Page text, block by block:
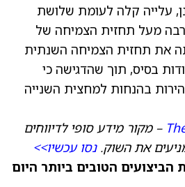
הענן, עלייה קלה לעומת שלושת
מעל תחזית הצמיחה של
את תחזית הצמיחה השנתית
הענן ב-180 נקודות בסיס, תוך שהדגישה כי
בהנחות למחצית השנייה
– מקור מידע סופי לדיווחים
את השוק.נסו עכשיו>>
הביצועים הטובים ביותר היום